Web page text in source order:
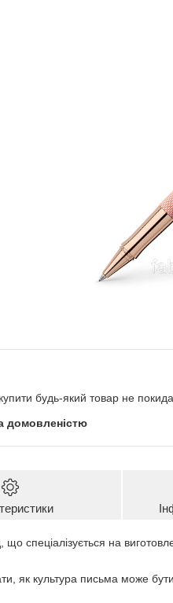
будь-який товар не
домовленістю
спеціалізується на
як культура письма може